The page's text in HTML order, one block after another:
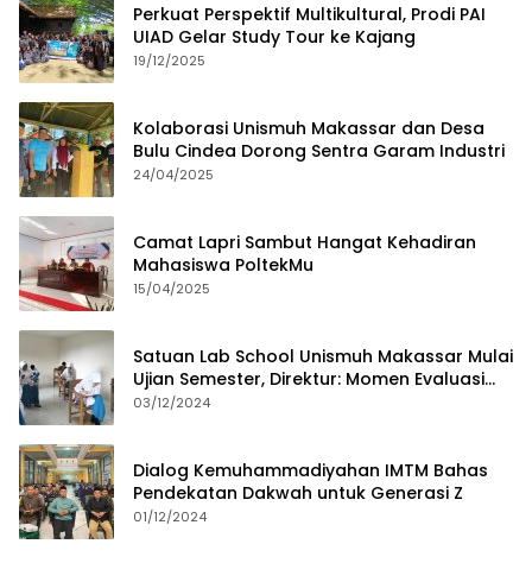
Perkuat Perspektif Multikultural, Prodi PAI
UIAD Gelar Study Tour ke Kajang
19/12/2025
Kolaborasi Unismuh Makassar dan Desa
Bulu Cindea Dorong Sentra Garam Industri
24/04/2025
Camat Lapri Sambut Hangat Kehadiran
Mahasiswa PoltekMu
15/04/2025
Satuan Lab School Unismuh Makassar Mulai
Ujian Semester, Direktur: Momen Evaluasi
Proses Pembelajaran
03/12/2024
Dialog Kemuhammadiyahan IMTM Bahas
Pendekatan Dakwah untuk Generasi Z
01/12/2024